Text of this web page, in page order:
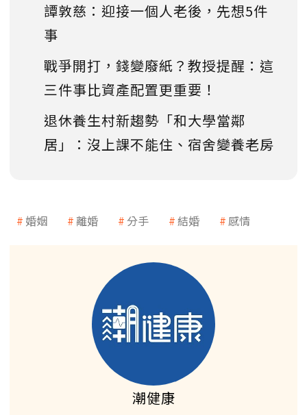
譚敦慈：迎接一個人老後，先想5件
事
戰爭開打，錢變廢紙？教授提醒：這
三件事比資產配置更重要！
退休養生村新趨勢「和大學當鄰
居」：沒上課不能住、宿舍變養老房
婚姻 離婚 分手 結婚 感情
潮健康